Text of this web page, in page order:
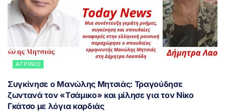
ΑΓΡΊΝΙΟ
Συγκίνησε ο Μανώλης Μητσιάς: Τραγούδησε
ζωντανά τον «Τσάμικο» και μίλησε για τον Νίκο
Γκάτσο με λόγια καρδιάς